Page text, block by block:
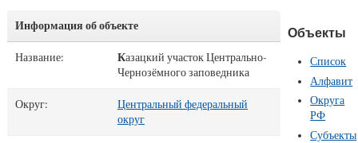
Информация об объекте
Название: Казацкий участок Центрально-
Чернозёмного заповедника
Округ:
Центральный федеральный
округ
Объекты
Список
Алфавит
Округа
РФ
Субъекты